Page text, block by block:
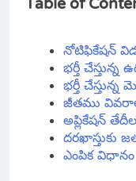
నోటిఫికేషన్
భర్తీ చేస్తున్న
భర్తీ
జీతము
అప్లికేషన్
దరఖాస్తుకు
ఎంపిక